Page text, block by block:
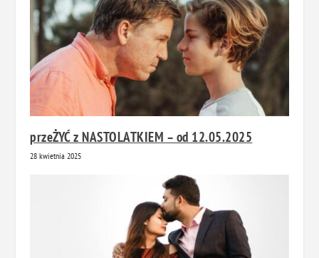
przeŻYĆ z NASTOLATKIEM – od 12.05.2025
28 kwietnia 2025